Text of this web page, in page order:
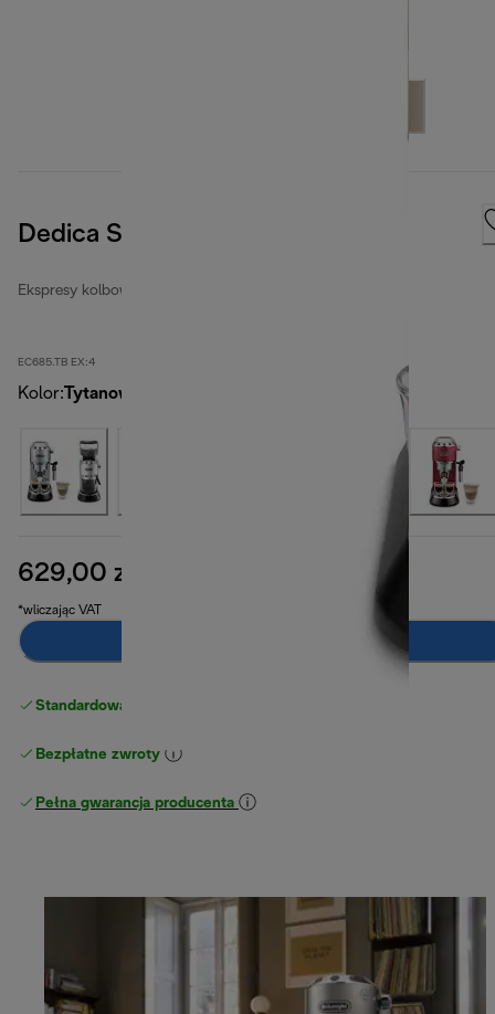
Dedica Style
Ekspresy kolbowe Dedica
EC685.TB EX:4
Kolor: Tytanowo-czarny
629,00 zł cena oryginalna 699,00 zł
*wliczając VAT
Standardowa bezpłatna dostawa
Bezpłatne zwroty
Pełna gwarancja producenta